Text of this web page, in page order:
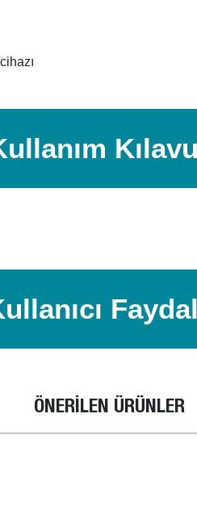
ÖNERİLEN ÜRÜNLER